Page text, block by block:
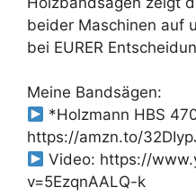
beider Maschinen auf
bei EURER
Meine Bandsägen:
*Holzmann HBS
https://amzn.to/
Video: https://
v=5EzqnAALQ-k